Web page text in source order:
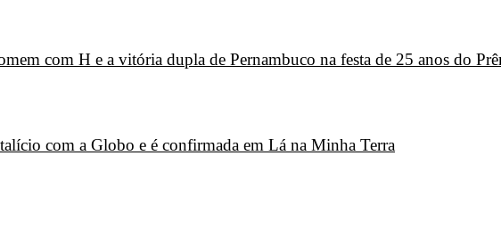
com H e a vitória dupla de Pernambuco na festa de 25 anos do
com a Globo e é confirmada em Lá na Minha Terra